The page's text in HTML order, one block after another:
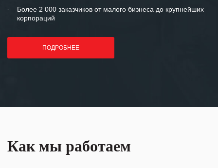
Более 2 000 заказчиков от малого бизнеса до крупнейших
корпораций
ПОДРОБНЕЕ
Как мы работаем